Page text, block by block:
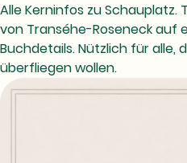
Alle Kerninfos zu
von Transéhe-Roseneck auf
Buchdetails. Nützlich für
überfliegen wollen.